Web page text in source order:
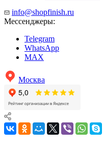
info@shopfinish.ru
Мессенджеры:
Telegram
WhatsApp
MAX
Москва